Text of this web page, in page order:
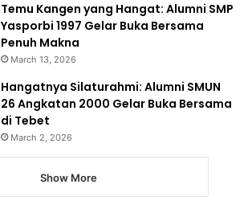
Temu Kangen yang Hangat: Alumni SMP
Yasporbi 1997 Gelar Buka Bersama
Penuh Makna
March 13, 2026
Hangatnya Silaturahmi: Alumni SMUN
26 Angkatan 2000 Gelar Buka Bersama
di Tebet
March 2, 2026
Show More